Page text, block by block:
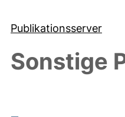
Publikationsserver
Sonstige